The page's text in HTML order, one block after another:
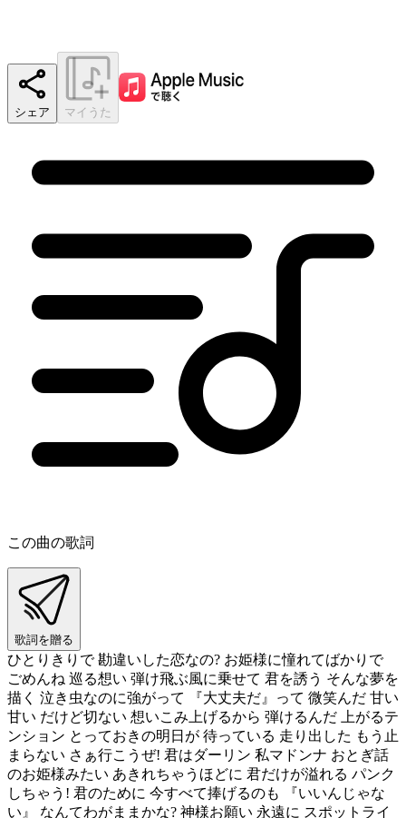
シェア マイうた
この曲の歌詞
歌詞を贈る
ひとりきりで 勘違いした恋なの? お姫様に憧れてばかりで
ごめんね 巡る想い 弾け飛ぶ風に乗せて 君を誘う そんな夢を
描く 泣き虫なのに強がって 『大丈夫だ』って 微笑んだ 甘い
甘い だけど切ない 想いこみ上げるから 弾けるんだ 上がるテ
ンション とっておきの明日が 待っている 走り出した もう止
まらない さぁ行こうぜ! 君はダーリン 私マドンナ おとぎ話
のお姫様みたい あきれちゃうほどに 君だけが溢れる パンク
しちゃう! 君のために 今すべて捧げるのも 『いいんじゃな
い』 なんてわがままかな? 神様お願い 永遠に スポットライ